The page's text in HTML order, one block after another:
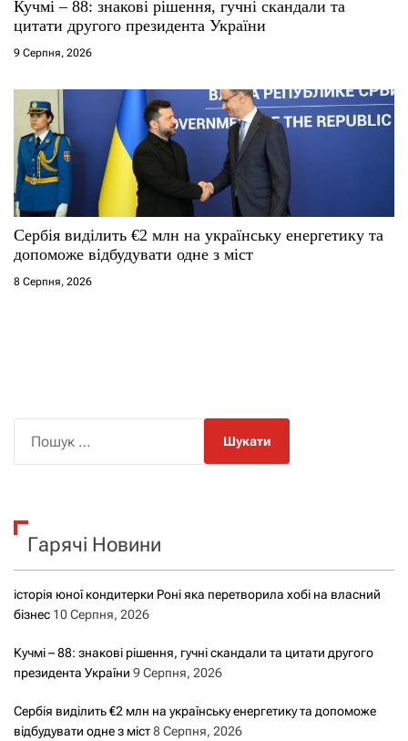
Кучмі – 88: знакові рішення, гучні скандали та
цитати другого президента України
9 Серпня, 2026
Сербія виділить €2 млн на українську енергетику та
допоможе відбудувати одне з міст
8 Серпня, 2026
к
Гарячі Новини
історія юної кондитерки Роні яка перетворила хобі на власний
бізнес 10 Серпня, 2026
Кучмі – 88: знакові рішення, гучні скандали та цитати другого
президента України 9 Серпня, 2026
Сербія виділить €2 млн на українську енергетику та допоможе
відбудувати одне з міст8 Серпня, 2026